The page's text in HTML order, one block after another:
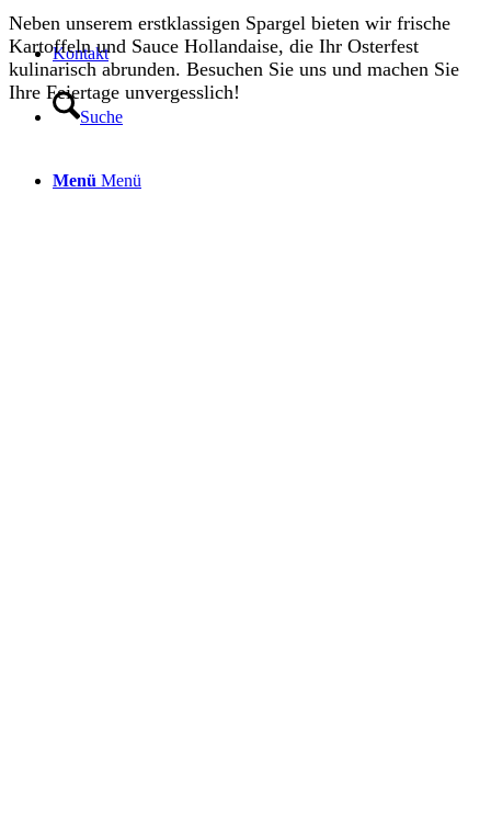
Kontakt
Suche
Menü Menü
Neben unserem erstklassigen Spargel bieten wir frische
Kartoffeln und Sauce Hollandaise, die Ihr Osterfest
kulinarisch abrunden. Besuchen Sie uns und machen Sie
Ihre Feiertage unvergesslich!